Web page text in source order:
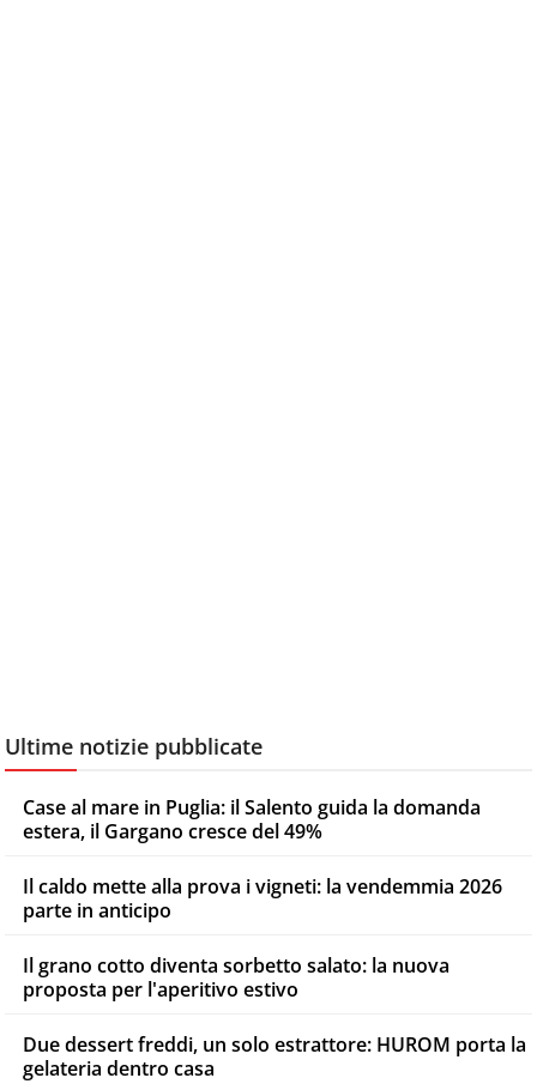
Ultime notizie pubblicate
Case al mare in Puglia: il Salento guida la domanda
estera, il Gargano cresce del 49%
Il caldo mette alla prova i vigneti: la vendemmia 2026
parte in anticipo
Il grano cotto diventa sorbetto salato: la nuova
proposta per l'aperitivo estivo
Due dessert freddi, un solo estrattore: HUROM porta la
gelateria dentro casa